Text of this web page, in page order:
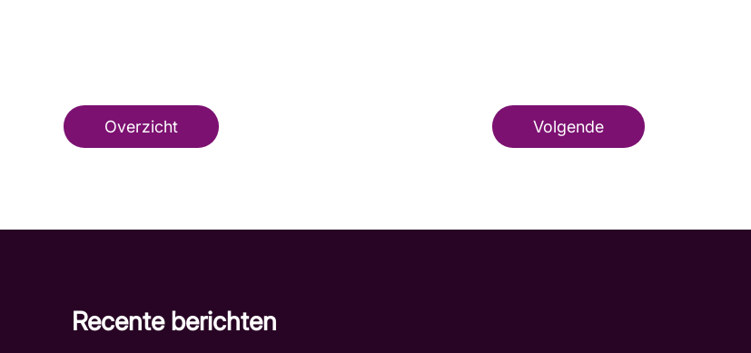
Overzicht Volgende
Recente berichten